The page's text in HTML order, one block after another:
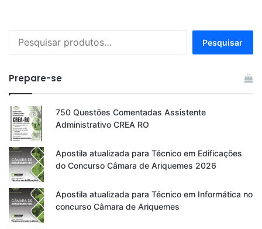
por:
Pesquisar
Prepare-se
750 Questões Comentadas Assistente
Administrativo CREA RO
Apostila atualizada para Técnico em Edificações
do Concurso Câmara de Ariquemes 2026
Apostila atualizada para Técnico em Informática no
concurso Câmara de Ariquemes